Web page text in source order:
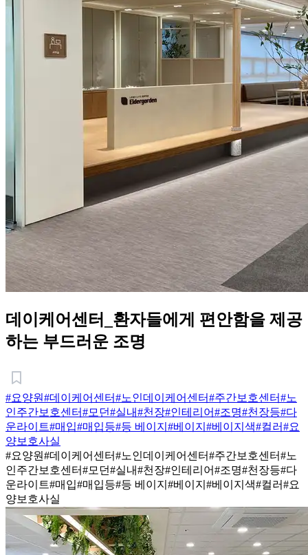
데이케어센터_환자들에게 편안함을 제공
하는 부드러운 조명
#요양원#데이케어센터#노인데이케어센터#주간보호센터#노
인주간보호센터#모던#실내#천장#인테리어#조명#천장등#다
운라이트#매입#매입등#등 베이지 #베이지 #베이지색#컬러#요
양보호사실
#요양원#데이케어센터#노인데이케어센터#주간보호센터#노
인주간보호센터#모던#실내#천장#인테리어#조명#천장등#다
운라이트#매입#매입등#등 베이지 #베이지 #베이지색#컬러#요
양보호사실